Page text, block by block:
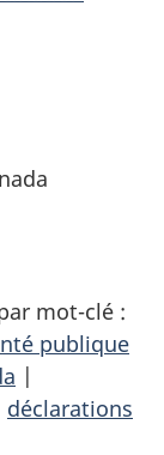
mot-clé :
publique
|
déclarations